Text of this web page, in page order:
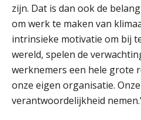
zijn. Dat is dan ook de
om werk te maken van
intrinsieke motivatie om bij
wereld, spelen de
werknemers een hele grote
onze eigen organisatie.
verantwoordelijkheid nemen.’
Hierom
extra
Blog |